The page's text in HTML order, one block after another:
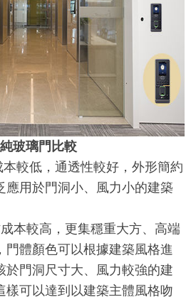
玻璃門比較
較低，通透性較好，外形簡約
應用於門洞小、風力小的建築
本較高，更集穩重大方、高端
門體顏色可以根據建築風格進
於門洞尺寸大、風力較強的建
樣可以達到以建築主體風格吻